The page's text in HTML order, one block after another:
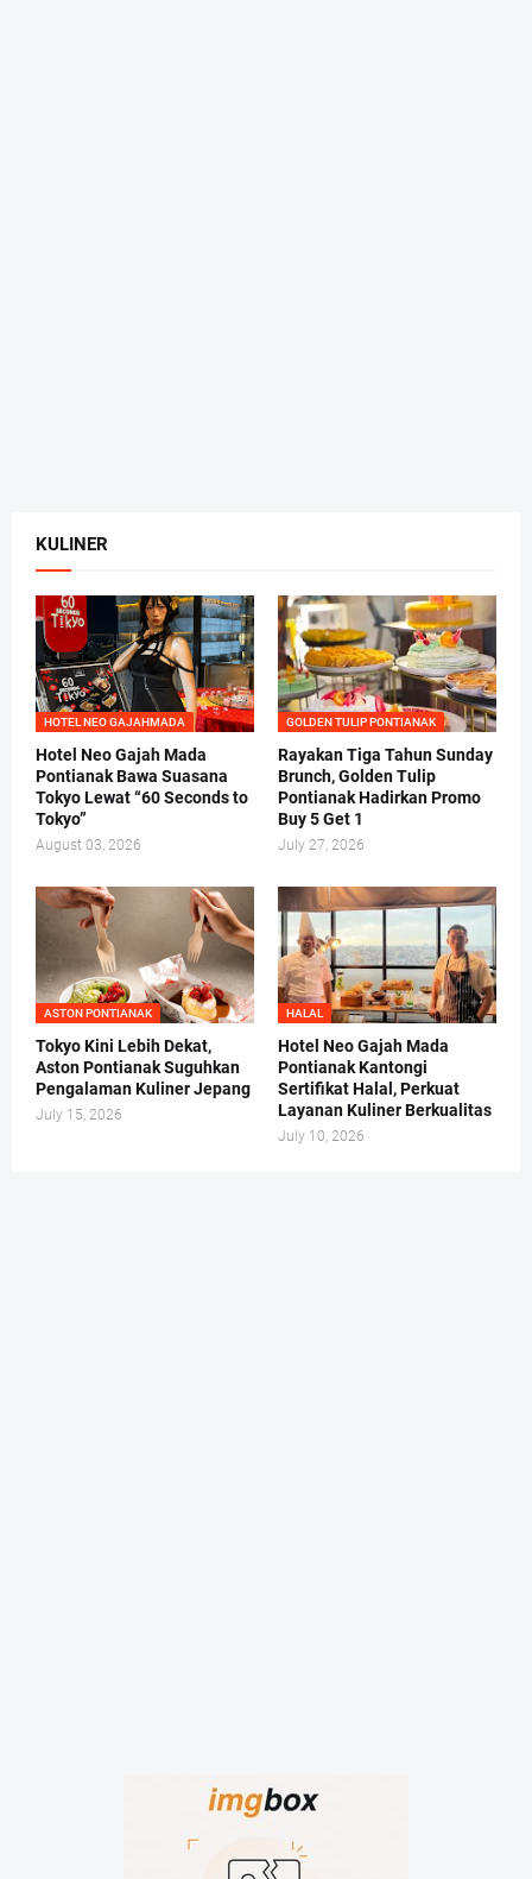
KULINER
HOTEL NEO GAJAHMADA
Hotel Neo Gajah Mada
Pontianak Bawa Suasana
Tokyo Lewat “60 Seconds to
Tokyo”
August 03, 2026
GOLDEN TULIP PONTIANAK
Rayakan Tiga Tahun Sunday
Brunch, Golden Tulip
Pontianak Hadirkan Promo
Buy 5 Get 1
July 27, 2026
ASTON PONTIANAK
Tokyo Kini Lebih Dekat,
Aston Pontianak Suguhkan
Pengalaman Kuliner Jepang
July 15, 2026
HALAL
Hotel Neo Gajah Mada
Pontianak Kantongi
Sertifikat Halal, Perkuat
Layanan Kuliner Berkualitas
July 10, 2026